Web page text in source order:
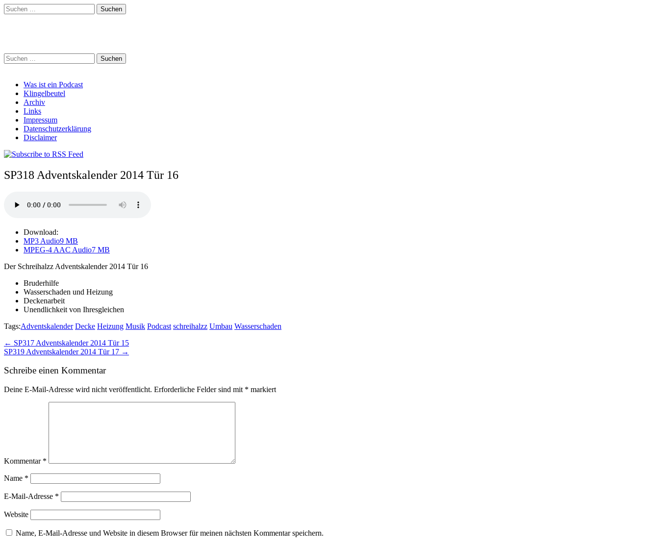
Suchen
nach:
Suchen
nach:
Main
menu
Skip
content
Was ist ein Podcast
Klingelbeutel
Archiv
Links
Impressum
Datenschutzerklärung
Disclaimer
SP318 Adventskalender 2014 Tür 16
Download:
MP3 Audio9 MB
MPEG-4 AAC Audio7 MB
Der Schreihalzz Adventskalender 2014 Tür 16
Bruderhilfe
Wasserschaden und Heizung
Deckenarbeit
Unendlichkeit von Ihresgleichen
Tags:Adventskalender Decke Heizung Musik Podcast schreihalzz Umbau Wasserschaden
Post
navigation
← SP317 Adventskalender 2014 Tür 15
SP319 Adventskalender 2014 Tür 17 →
Schreibe einen Kommentar
Deine E-Mail-Adresse wird nicht veröffentlicht. Erforderliche Felder sind mit * markiert
Kommentar *
Name *
E-Mail-Adresse *
Website
Name, E-Mail-Adresse und Website in diesem Browser für meinen nächsten Kommentar speichern.